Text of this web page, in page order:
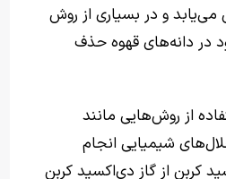
و در بسیاری از روش‌
موجود در دانه‌های قهوه حذف
از روش‌هایی مانند
شیمیایی انجام
کربن از گاز دی‌اکسید کربن